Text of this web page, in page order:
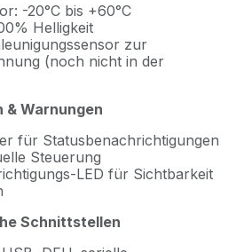
-20°C bis +60°C
Helligkeit
zur
(noch nicht in der
Warnungen
für Statusbenachrichtigungen
Steuerung
LED für Sichtbarkeit
Schnittstellen